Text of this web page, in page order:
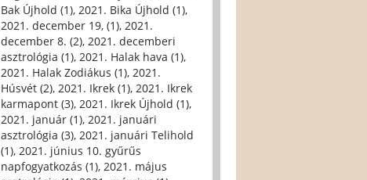
Bak Újhold (1), 2021. Bika Újhold (1),
2021. december 19, (1), 2021.
december 8. (2), 2021. decemberi
asztrológia (1), 2021. Halak hava (1),
2021. Halak Zodiákus (1), 2021.
Húsvét (2), 2021. Ikrek (1), 2021. Ikrek
karmapont (3), 2021. Ikrek Újhold (1),
2021. január (1), 2021. januári
asztrológia (3), 2021. januári Telihold
(1), 2021. június 10. gyűrűs
napfogyatkozás (1), 2021. május